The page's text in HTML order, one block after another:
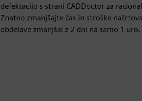
defektacijo s strani CADDoctor za
Znatno zmanjšajte čas in stroške
obdelave zmanjšal z 2 dni na samo 1 uro.